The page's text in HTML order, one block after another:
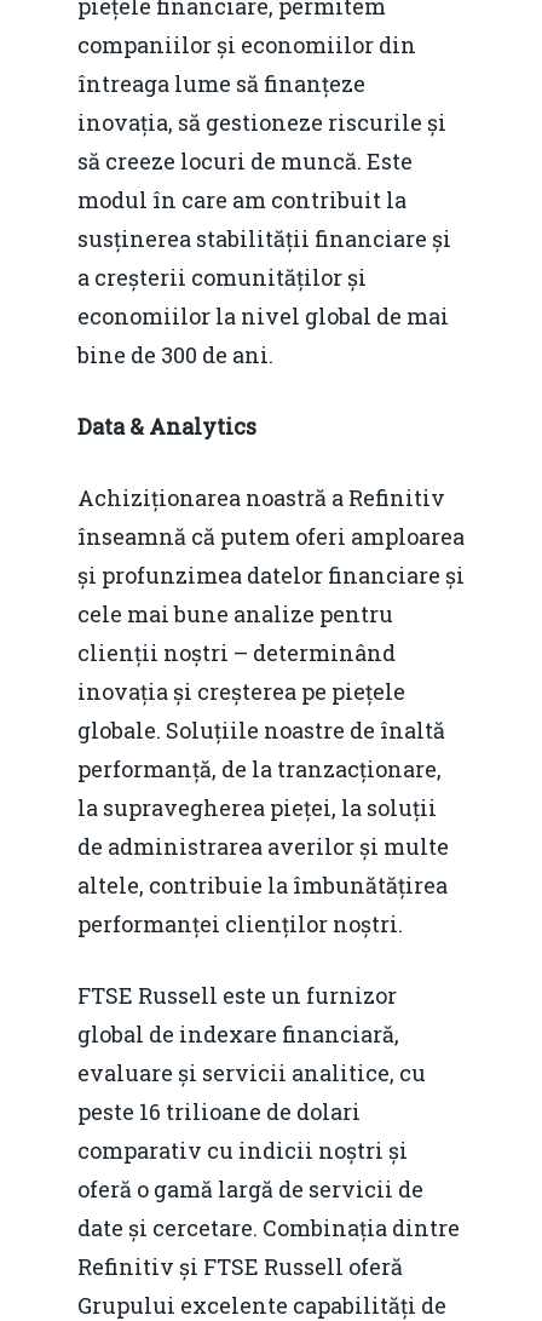
piețele financiare, permitem
companiilor și economiilor din
întreaga lume să finanțeze
inovația, să gestioneze riscurile și
să creeze locuri de muncă. Este
modul în care am contribuit la
susținerea stabilității financiare și
a creșterii comunităților și
economiilor la nivel global de mai
bine de 300 de ani.
Data & Analytics
Achiziționarea noastră a Refinitiv
înseamnă că putem oferi amploarea
și profunzimea datelor financiare și
cele mai bune analize pentru
clienții noștri – determinând
inovația și creșterea pe piețele
globale. Soluțiile noastre de înaltă
performanță, de la tranzacționare,
la supravegherea pieței, la soluții
de administrarea averilor și multe
altele, contribuie la îmbunătățirea
performanței clienților noștri.
FTSE Russell este un furnizor
global de indexare financiară,
evaluare și servicii analitice, cu
peste 16 trilioane de dolari
comparativ cu indicii noștri și
oferă o gamă largă de servicii de
date și cercetare. Combinația dintre
Refinitiv și FTSE Russell oferă
Grupului excelente capabilități de